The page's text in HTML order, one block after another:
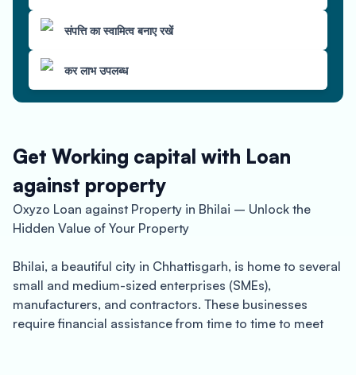
संपत्ति का स्वामित्व बनाए रखें
कर लाभ उपलब्ध
Get Working capital with Loan
against property
Oxyzo Loan against Property in Bhilai – Unlock the
Hidden Value of Your Property
Bhilai, a beautiful city in Chhattisgarh, is home to several
small and medium-sized enterprises (SMEs),
manufacturers, and contractors. These businesses
require financial assistance from time to time to meet